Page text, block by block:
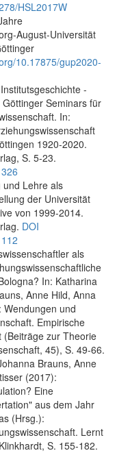
HSL2017W
August-Universität
10.17875/gup2020-
-
Seminars für
In:
1920-2020.
S. 5-23.
und Lehre als
der Universität
von 1999-2014.
DOI
als
In: Katharina
Anne Hild, Anna
Wendungen und
Empirische
(Beiträge zur Theorie
45), S. 49-66.
Brauns, Anne
(2017):
Eine
aus dem Jahr
(Hrsg.):
Lernt
S. 155-182.